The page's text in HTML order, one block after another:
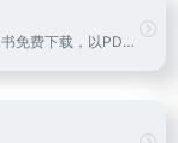
雅书电子书下载站，提供最新PDF电子书图书免费下载，以PDF为主的PDF电子书免费下载供学习使用。